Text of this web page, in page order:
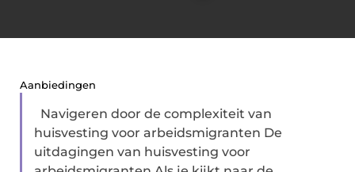
Aanbiedingen
Navigeren door de complexiteit van
huisvesting voor arbeidsmigranten De
uitdagingen van huisvesting voor